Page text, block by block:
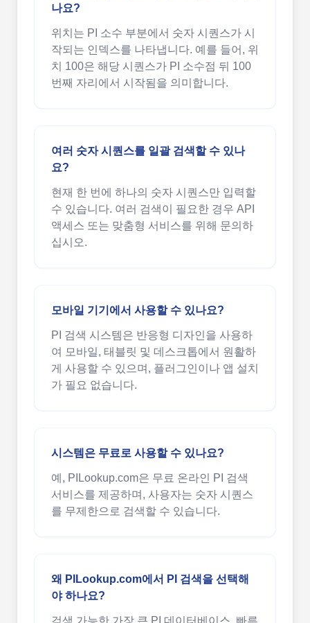
나요?
위치는 PI 소수 부분에서 숫자 시퀀스가 시
작되는 인덱스를 나타냅니다. 예를 들어, 위
치 100은 해당 시퀀스가 PI 소수점 뒤 100
번째 자리에서 시작됨을 의미합니다.
여러 숫자 시퀀스를 일괄 검색할 수 있나
요?
현재 한 번에 하나의 숫자 시퀀스만 입력할
수 있습니다. 여러 검색이 필요한 경우 API
액세스 또는 맞춤형 서비스를 위해 문의하
십시오.
모바일 기기에서 사용할 수 있나요?
PI 검색 시스템은 반응형 디자인을 사용하
여 모바일, 태블릿 및 데스크톱에서 원활하
게 사용할 수 있으며, 플러그인이나 앱 설치
가 필요 없습니다.
시스템은 무료로 사용할 수 있나요?
예, PILookup.com은 무료 온라인 PI 검색
서비스를 제공하며, 사용자는 숫자 시퀀스
를 무제한으로 검색할 수 있습니다.
왜 PILookup.com에서 PI 검색을 선택해
야 하나요?
검색 가능한 가장 큰 PI 데이터베이스, 빠른